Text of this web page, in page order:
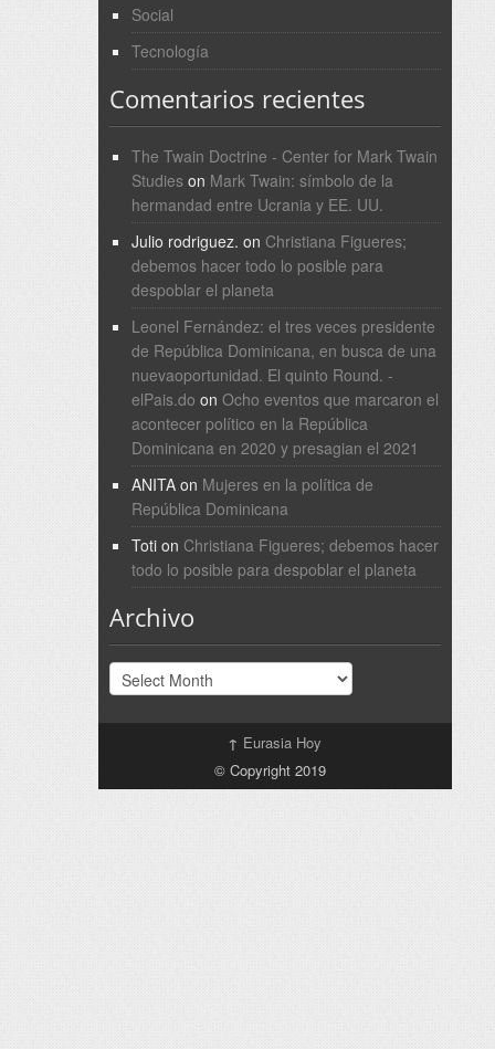
Social
Tecnología
Comentarios recientes
The Twain Doctrine - Center for Mark Twain
Studieson Mark Twain: símbolo de la
hermandad entre Ucrania y EE. UU.
Julio rodriguez. on Christiana Figueres;
debemos hacer todo lo posible para
despoblar el planeta
Leonel Fernández: el tres veces presidente
de República Dominicana, en busca de una
nuevaoportunidad. El quinto Round. -
elPais.do on Ocho eventos que marcaron el
acontecer político en la República
Dominicana en 2020 y presagian el 2021
ANITAon Mujeres en la política de
República Dominicana
Totion Christiana Figueres; debemos hacer
todo lo posible para despoblar el planeta
Archivo
Archivo
↑ Eurasia Hoy
© Copyright 2019